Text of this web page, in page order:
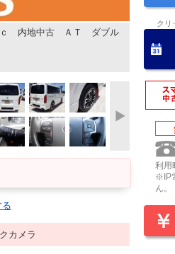
ｃ 内地中古 ＡＴ ダブル
カメラ
クリ
利用
※IP
ん。